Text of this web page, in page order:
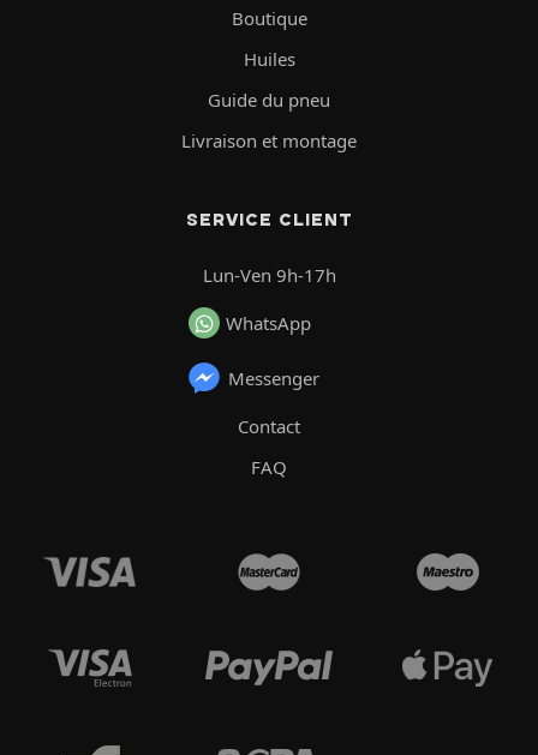
Boutique
Huiles
Guide du pneu
Livraison et montage
SERVICE CLIENT
Lun-Ven 9h-17h
WhatsApp
Messenger
Contact
FAQ